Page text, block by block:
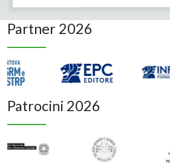
Partner 2026
Patrocini 2026